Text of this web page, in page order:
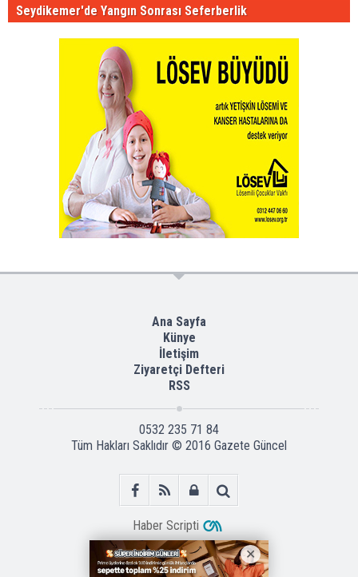
Seydikemer'de Yangın Sonrası Seferberlik
Ana Sayfa
Künye
İletişim
Ziyaretçi Defteri
RSS
0532 235 71 84
Tüm Hakları Saklıdır © 2016 Gazete Güncel
Haber Scripti